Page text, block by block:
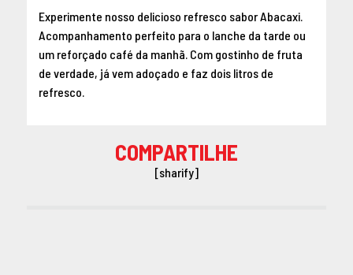
Experimente nosso delicioso refresco sabor Abacaxi.
Acompanhamento perfeito para o lanche da tarde ou
um reforçado café da manhã. Com gostinho de fruta
de verdade, já vem adoçado e faz dois litros de
refresco.
COMPARTILHE
[sharify]